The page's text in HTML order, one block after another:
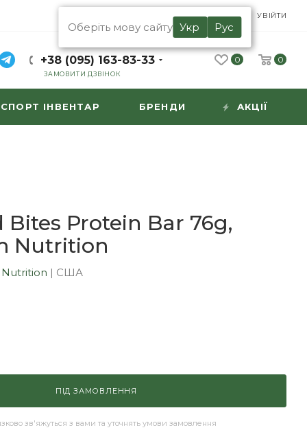
RU
Оберіть мову сайту Укр Рус
УВІЙТИ
+38 (095) 163-83-33
ЗАМОВИТИ ДЗВІНОК
0 0
СПОРТ ІНВЕНТАР БРЕНДИ АКЦІЇ
Protein Bar 76g,
Nutrition
| США
ПІД ЗАМОВЛЕННЯ
зв'яжуться з вами та уточнять умови замовлення